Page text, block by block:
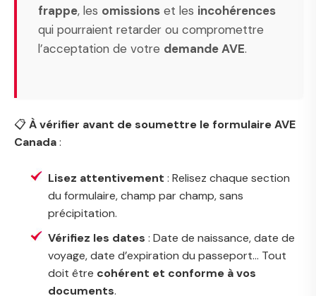
frappe, les omissions et les incohérences
qui pourraient retarder ou compromettre
l’acceptation de votre demande AVE.
📋À vérifier avant de soumettre le formulaire AVE
Canada:
Lisez attentivement : Relisez chaque section
du formulaire, champ par champ, sans
précipitation.
Vérifiez les dates : Date de naissance, date de
voyage, date d’expiration du passeport… Tout
doit être cohérent et conforme à vos
documents.